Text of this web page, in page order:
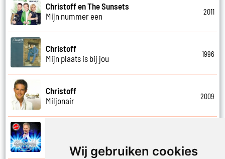
Wij gebruiken cookies
Christoff en The Sunsets
Mijn nummer een
2011
Christoff
Mijn plaats is bij jou
1996
Christoff
Miljonair
2009